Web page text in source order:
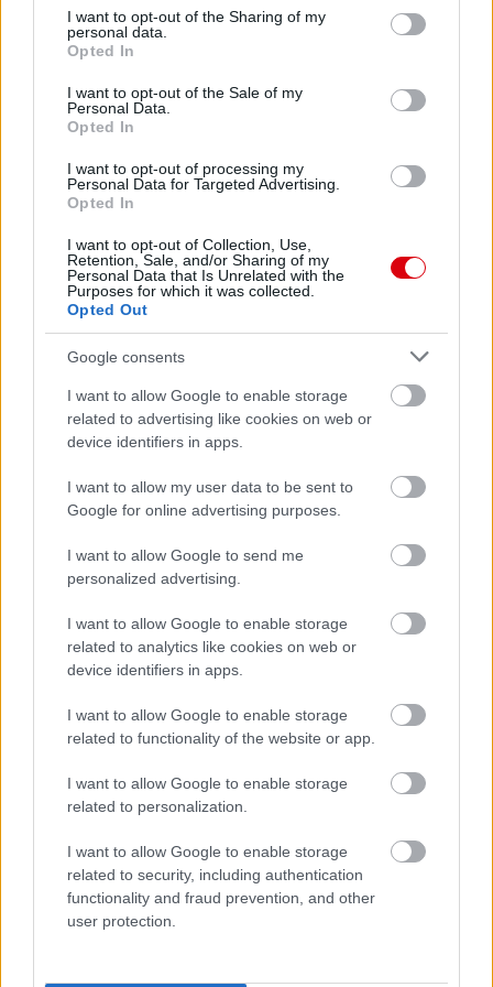
not limited to your visit or usage behaviour. You may click to
grant or deny consent to Google and its third-party tags to
use your data for below specified purposes in below Google
consent section.
I want to opt-out of the Sharing of my
personal data.
Opted In
I want to opt-out of the Sale of my
Personal Data.
Opted In
I want to opt-out of processing my
Personal Data for Targeted Advertising.
Opted In
I want to opt-out of Collection, Use,
Retention, Sale, and/or Sharing of my
Personal Data that Is Unrelated with the
Purposes for which it was collected.
Opted Out
Google consents
I want to allow Google to enable storage
related to advertising like cookies on web or
device identifiers in apps.
I want to allow my user data to be sent to
Google for online advertising purposes.
I want to allow Google to send me
personalized advertising.
I want to allow Google to enable storage
related to analytics like cookies on web or
device identifiers in apps.
I want to allow Google to enable storage
related to functionality of the website or app.
I want to allow Google to enable storage
related to personalization.
I want to allow Google to enable storage
related to security, including authentication
functionality and fraud prevention, and other
user protection.
Meccs Center
Paris Saint-Germain
Manchester United
Felkészülési szezon 4. mérkőzés
2026-08-08 17:00
vs Manchester United 2026-08-15 18:00
ELŐZŐ MÉRKŐZÉSEK